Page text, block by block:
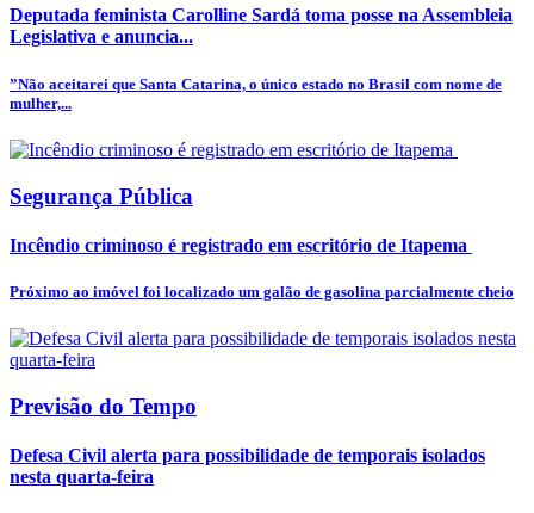
Deputada feminista Carolline Sardá toma posse na Assembleia
Legislativa e anuncia...
”Não aceitarei que Santa Catarina, o único estado no Brasil com nome de
mulher,...
Segurança Pública
Incêndio criminoso é registrado em escritório de Itapema
Próximo ao imóvel foi localizado um galão de gasolina parcialmente cheio
Previsão do Tempo
Defesa Civil alerta para possibilidade de temporais isolados
nesta quarta-feira